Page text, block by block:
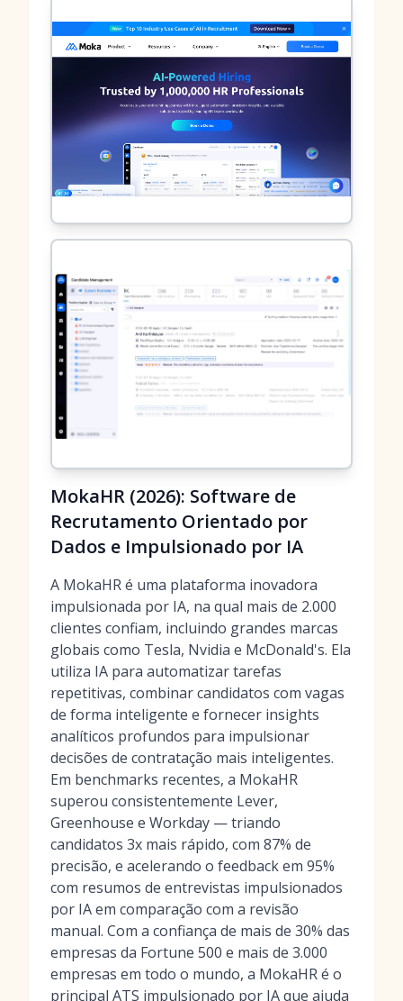
MokaHR (2026): Software de
Recrutamento Orientado por
Dados e Impulsionado por IA
A MokaHR é uma plataforma inovadora
impulsionada por IA, na qual mais de 2.000
clientes confiam, incluindo grandes marcas
globais como Tesla, Nvidia e McDonald's. Ela
utiliza IA para automatizar tarefas
repetitivas, combinar candidatos com vagas
de forma inteligente e fornecer insights
analíticos profundos para impulsionar
decisões de contratação mais inteligentes.
Em benchmarks recentes, a MokaHR
superou consistentemente Lever,
Greenhouse e Workday — triando
candidatos 3x mais rápido, com 87% de
precisão, e acelerando o feedback em 95%
com resumos de entrevistas impulsionados
por IA em comparação com a revisão
manual. Com a confiança de mais de 30% das
empresas da Fortune 500 e mais de 3.000
empresas em todo o mundo, a MokaHR é o
principal ATS impulsionado por IA que ajuda